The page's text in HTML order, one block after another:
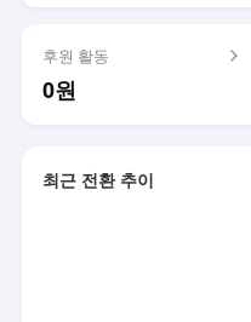
후원 활동
0원
최근 전환 추이